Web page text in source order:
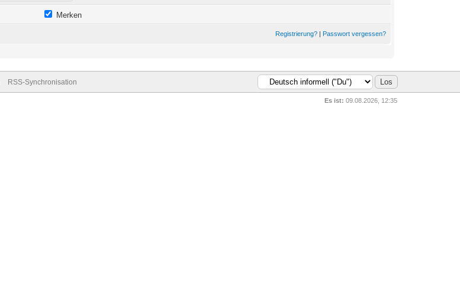
Merken
Registrierung? | Passwort vergessen?
RSS-Synchronisation
Es ist: 09.08.2026, 12:35